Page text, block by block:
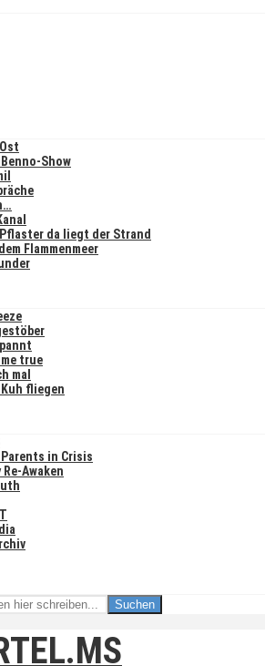
Show
da liegt der Strand
Flammenmeer
true
mal
fliegen
in Crisis
Awaken
Suchen